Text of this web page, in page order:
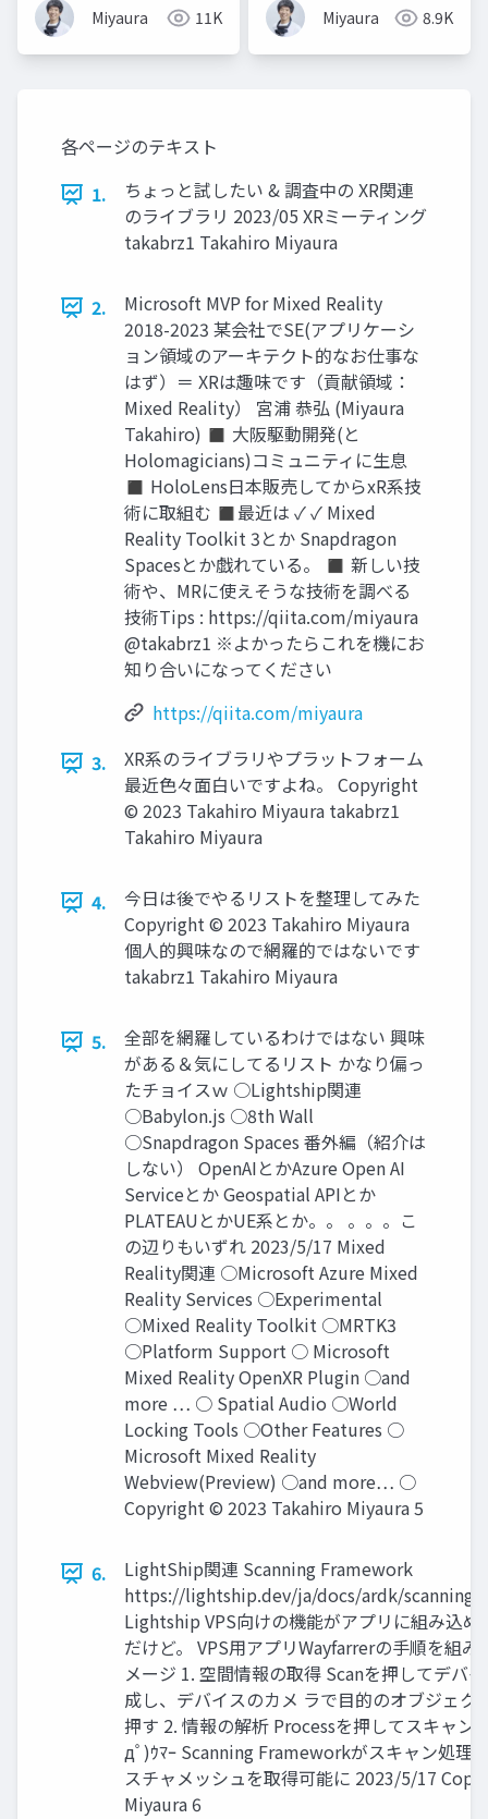
Miyaura 11K Miyaura 8.9K
各ページのテキスト
1.
ちょっと試したい & 調査中の XR関連
のライブラリ 2023/05 XRミーティング
takabrz1 Takahiro Miyaura
2.
Microsoft MVP for Mixed Reality
2018-2023 某会社でSE(アプリケーシ
ョン領域のアーキテクト的なお仕事な
はず）＝ XRは趣味です（貢献領域：
Mixed Reality） 宮浦 恭弘 (Miyaura
Takahiro) ◼ 大阪駆動開発(と
Holomagicians)コミュニティに生息
◼ HoloLens日本販売してからxR系技
術に取組む ◼最近は ✓ ✓ Mixed
Reality Toolkit 3とか Snapdragon
Spacesとか戯れている。 ◼ 新しい技
術や、MRに使えそうな技術を調べる
技術Tips : https://qiita.com/miyaura
@takabrz1 ※よかったらこれを機にお
知り合いになってください
https://qiita.com/miyaura
3.
XR系のライブラリやプラットフォーム
最近色々面白いですよね。 Copyright
© 2023 Takahiro Miyaura takabrz1
Takahiro Miyaura
4.
今日は後でやるリストを整理してみた
Copyright © 2023 Takahiro Miyaura
個人的興味なので網羅的ではないです
takabrz1 Takahiro Miyaura
5.
全部を網羅しているわけではない 興味
がある＆気にしてるリスト かなり偏っ
たチョイスｗ ○Lightship関連
○Babylon.js ○8th Wall
○Snapdragon Spaces 番外編（紹介は
しない） OpenAIとかAzure Open AI
Serviceとか Geospatial APIとか
PLATEAUとかUE系とか。。 。。。こ
の辺りもいずれ 2023/5/17 Mixed
Reality関連 ○Microsoft Azure Mixed
Reality Services ○Experimental
○Mixed Reality Toolkit ○MRTK3
○Platform Support ○ Microsoft
Mixed Reality OpenXR Plugin ○and
more … ○ Spatial Audio ○World
Locking Tools ○Other Features ○
Microsoft Mixed Reality
Webview(Preview) ○and more… ○
Copyright © 2023 Takahiro Miyaura 5
6.
LightShip関連 Scanning Framework
https://lightship.dev/ja/docs/ardk/
Lightship VPS向けの機能がアプリに組み込
だけど。 VPS用アプリWayfarrerの手順を組
メージ 1. 空間情報の取得 Scanを押してデバ
成し、デバイスのカメ ラで目的のオブジェ
押す 2. 情報の解析 Processを押してスキャン
дﾟ)ｳﾏｰ Scanning Frameworkがスキャン処理
スチャメッシュを取得可能に 2023/5/17
Miyaura 6